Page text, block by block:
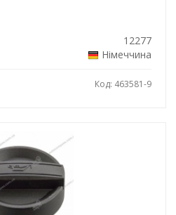
12277
Німеччина
Код: 463581-9